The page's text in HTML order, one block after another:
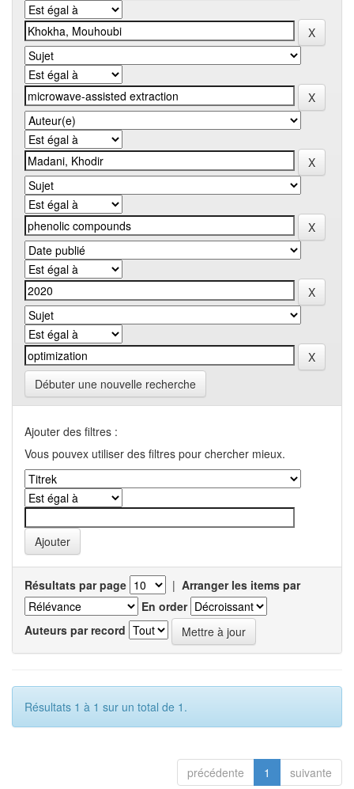
Débuter une nouvelle recherche
Ajouter des filtres :
Vous pouvex utiliser des filtres pour chercher mieux.
Résultats par page | Arranger les items par
En order
Auteurs par record
Résultats 1 à 1 sur un total de 1.
précédente 1 suivante